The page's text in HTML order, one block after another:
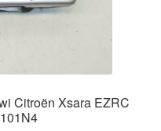
Citroën Xsara EZRC